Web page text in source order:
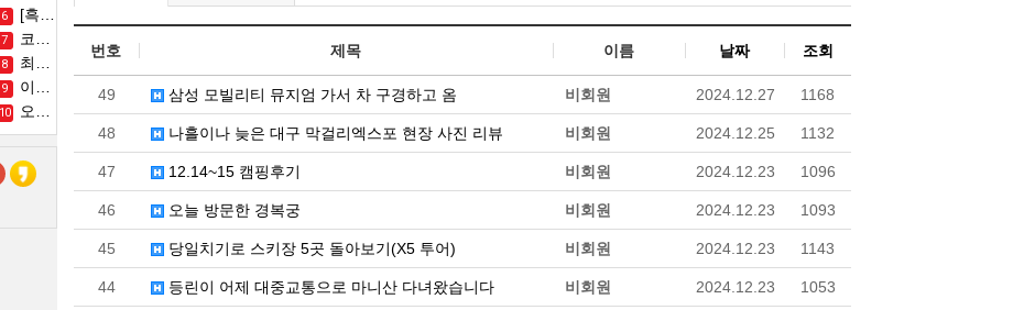
번호 제목 이름 날짜 조회
49 삼성 모빌리티 뮤지엄 가서 차 구경하고 옴 비회원 2024.12.27 1168
48 나흘이나 늦은 대구 막걸리엑스포 현장 사진 리뷰 비회원 2024.12.25 1132
47 12.14~15 캠핑후기 비회원 2024.12.23 1096
46 오늘 방문한 경복궁 비회원 2024.12.23 1093
45 당일치기로 스키장 5곳 돌아보기(X5 투어) 비회원 2024.12.23 1143
44 등린이 어제 대중교통으로 마니산 다녀왔습니다 비회원 2024.12.23 1053
6 [흑백요리사] 백종원의 인생케미 같다는 안성재
7 코드 기스: 탈환 애니메이션 파트 3의 로제, 새로운 키 비주얼 공개 - 새로운 예고편
8 최애의 아이 스포일러 폭로로 동료 폭행한 경찰, 무혐의 처분
9 이경규가 탐내는 개그맨 후배
10 오늘은 기타큐슈 넷카페에서 잔다